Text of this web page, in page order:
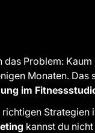
das Problem:
Monaten.
im
Strategien
kannst du